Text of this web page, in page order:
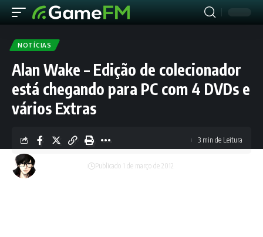
NOTÍCIAS
Alan Wake – Edição de colecionador
está chegando para PC com 4 DVDs e
vários Extras
Publicado 1 de março de 2012
3 min de Leitura